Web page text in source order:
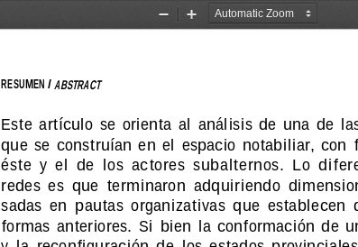
Zoom
Zoom
RESUMEN / ABSTRACT
Este  artículo  se  orienta  al  análisis  de  una  de
que  se  construían  en  el  espacio  notabiliar,  con
éste  y  el  de  los  actores  subalternos.  Lo
redes  es  que  terminaron  adquiriendo
sadas  en  pautas  organizativas  que  establecen
formas  anteriores.  Si  bien  la  conformación  de